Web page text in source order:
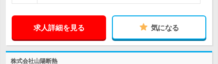
求人詳細を見る 気になる
株式会社山陽断熱